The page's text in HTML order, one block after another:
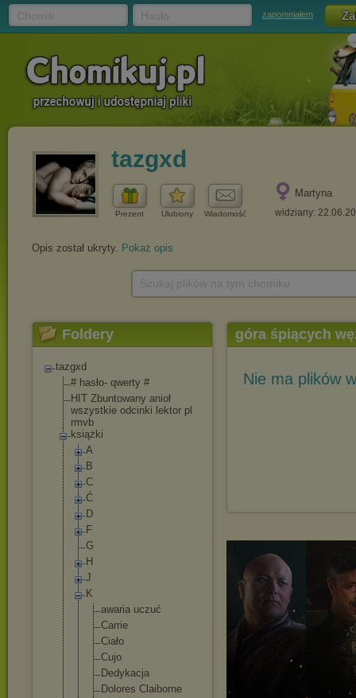
zapomniałem
tazgxd
Prezent Ulubiony Wiadomość
Martyna
widziany:
Opis został ukryty. Pokaż opis
Foldery
tazgxd
# hasło- qwerty #
HIT Zbuntowany anioł
wszystkie odcinki lektor pl
rmvb
książki
A
B
C
Ć
D
F
G
H
J
K
awaria uczuć
Carrie
Ciało
Cujo
Dedykacja
Dolores Claiborne
góra śpiących
Nie ma plików